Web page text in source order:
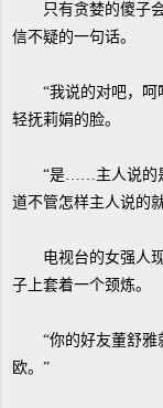
只有贪婪的傻子会
信不疑的一句话。
“我说的对吧，呵
轻抚莉娟的脸。
“是……主人说的是
道不管怎样主人说的
电视台的女强人现
子上套着一个颈炼。
“你的好友董舒雅
欧。”